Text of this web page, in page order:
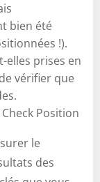
bien été
!).
elles prises en
vérifier que
Position
le
des